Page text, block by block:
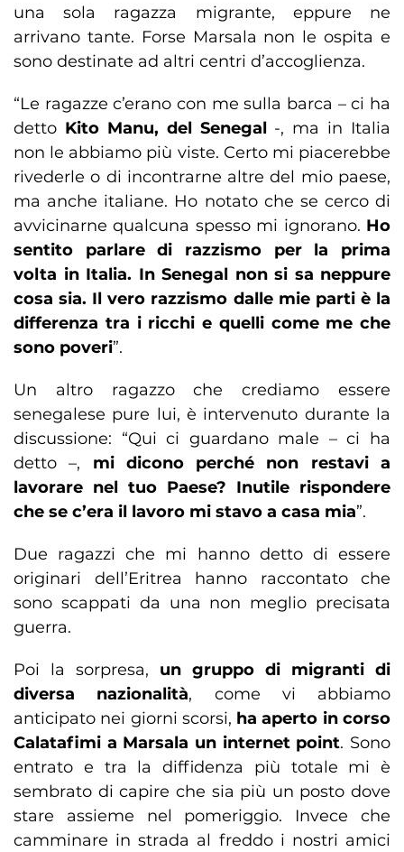
una sola ragazza migrante, eppure ne
arrivano tante. Forse Marsala non le ospita e
sono destinate ad altri centri d’accoglienza.
“Le ragazze c’erano con me sulla barca – ci ha
detto Kito Manu, del Senegal -, ma in Italia
non le abbiamo più viste. Certo mi piacerebbe
rivederle o di incontrarne altre del mio paese,
ma anche italiane. Ho notato che se cerco di
avvicinarne qualcuna spesso mi ignorano. Ho
sentito parlare di razzismo per la prima
volta in Italia. In Senegal non si sa neppure
cosa sia. Il vero razzismo dalle mie parti è la
differenza tra i ricchi e quelli come me che
sono poveri”.
Un altro ragazzo che crediamo essere
senegalese pure lui, è intervenuto durante la
discussione: “Qui ci guardano male – ci ha
detto –, mi dicono perché non restavi a
lavorare nel tuo Paese? Inutile rispondere
che se c’era il lavoro mi stavo a casa mia”.
Due ragazzi che mi hanno detto di essere
originari dell’Eritrea hanno raccontato che
sono scappati da una non meglio precisata
guerra.
Poi la sorpresa, un gruppo di migranti di
diversa nazionalità, come vi abbiamo
anticipato nei giorni scorsi, ha aperto in corso
Calatafimi a Marsala un internet point. Sono
entrato e tra la diffidenza più totale mi è
sembrato di capire che sia più un posto dove
stare assieme nel pomeriggio. Invece che
camminare in strada al freddo i nostri amici